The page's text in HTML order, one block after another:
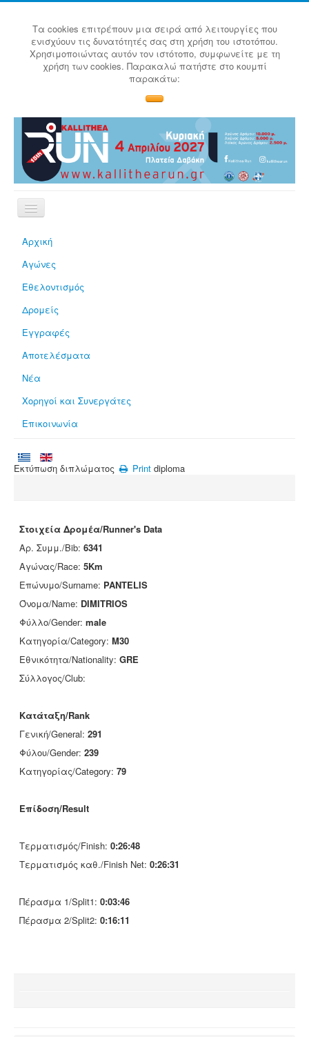
Τα cookies επιτρέπουν μια σειρά από λειτουργίες που
ενισχύουν τις δυνατότητές σας στη χρήση του ιστοτόπου.
Χρησιμοποιώντας αυτόν τον ιστότοπο, συμφωνείτε με τη
χρήση των cookies. Παρακαλώ πατήστε στο κουμπί
παρακάτω:
Αρχική
Αγώνες
Εθελοντισμός
Δρομείς
Εγγραφές
Αποτελέσματα
Νέα
Χορηγοί και Συνεργάτες
Επικοινωνία
Εκτύπωση διπλώματος Print diploma
Στοιχεία Δρομέα/Runner's Data
Αρ. Συμμ./Bib: 6341
Αγώνας/Race: 5Km
Επώνυμο/Surname: PANTELIS
Όνομα/Name: DIMITRIOS
Φύλλο/Gender: male
Κατηγορία/Category: M30
Εθνικότητα/Nationality: GRE
Σύλλογος/Club:
Κατάταξη/Rank
Γενική/General: 291
Φύλου/Gender: 239
Κατηγορίας/Category: 79
Επίδοση/Result
Τερματισμός/Finish: 0:26:48
Τερματισμός καθ./Finish Net: 0:26:31
Πέρασμα 1/Split1: 0:03:46
Πέρασμα 2/Split2: 0:16:11